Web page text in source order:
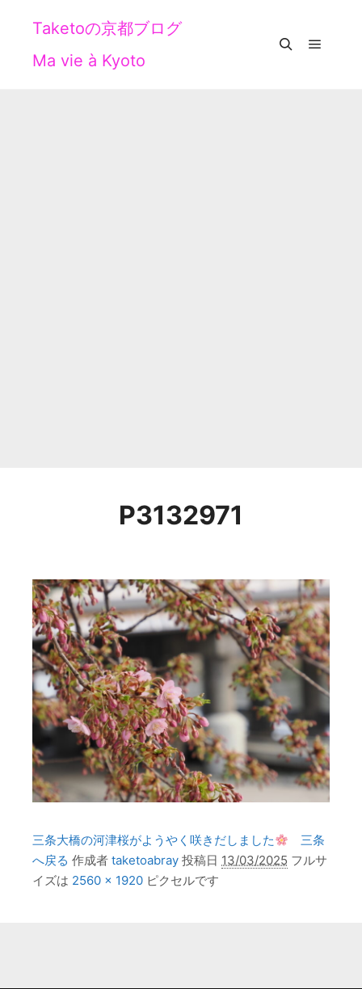
Taketoの京都ブログ
Ma vie à Kyoto
P3132971
三条大橋の河津桜がようやく咲きだしました
三条
へ戻る 作成者 taketoabray 投稿日 13/03/2025 フルサ
イズは 2560 × 1920 ピクセルです